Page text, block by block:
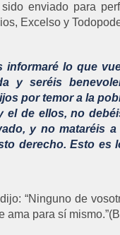
enviado para
Excelso y
informaré lo que
y seréis
por temor a la
el de ellos, no
y no mataréis
derecho. Esto es
“Ninguno de
ama para sí